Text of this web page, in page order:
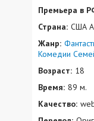
Премьера в
Страна: США
Жанр:
Комедии
Возраст: 18
Время: 89 м.
Качество: